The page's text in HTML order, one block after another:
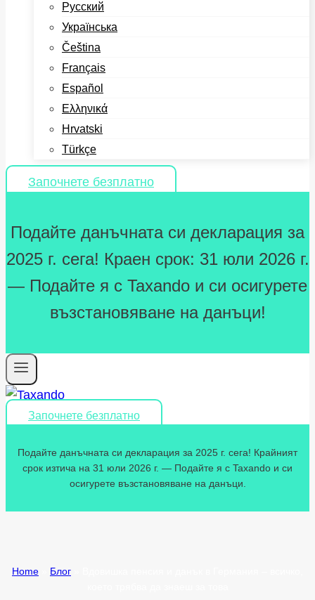
Русский
Українська
Čeština
Français
Español
Ελληνικά
Hrvatski
Türkçe
Започнете безплатно
Подайте данъчната си декларация за
2025 г. сега! Краен срок: 31 юли 2026 г.
— Подайте я с Taxando и си осигурете
възстановяване на данъци!
Започнете безплатно
Подайте данъчната си декларация за 2025 г. сега! Крайният
срок изтича на 31 юли 2026 г. — Подайте я с Taxando и си
осигурете възстановяване на данъци.
Home Блог